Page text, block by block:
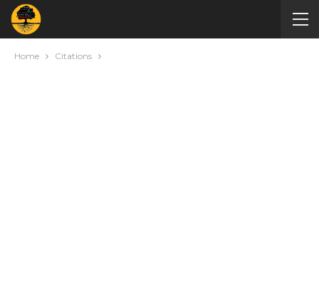
Home Citations